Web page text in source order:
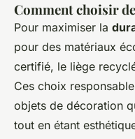
Comment choisir
Pour maximiser la
pour des matériaux
certifié, le liège
Ces choix
objets de décoration
tout en étant